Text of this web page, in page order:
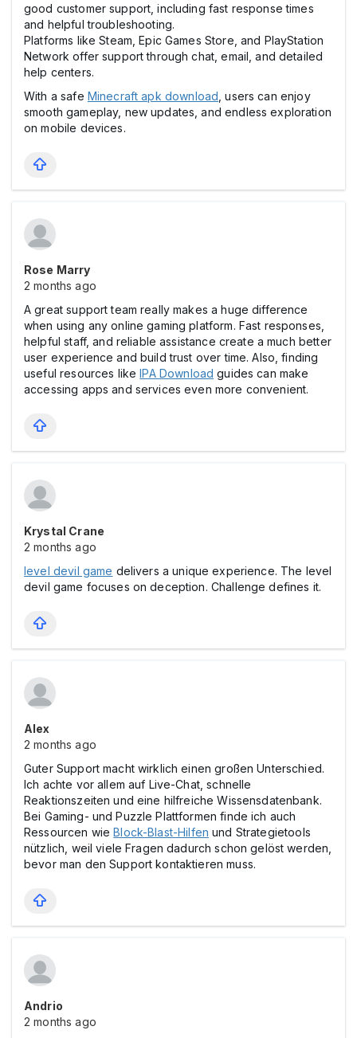
good customer support, including fast response times
and helpful troubleshooting.
Platforms like Steam, Epic Games Store, and PlayStation
Network offer support through chat, email, and detailed
help centers.
With a safe Minecraft apk download , users can enjoy
smooth gameplay, new updates, and endless exploration
on mobile devices.
Rose Marry
2 months ago
A great support team really makes a huge difference
when using any online gaming platform. Fast responses,
helpful staff, and reliable assistance create a much better
user experience and build trust over time. Also, finding
useful resources likeIPA Download guides can make
accessing apps and services even more convenient.
Krystal Crane
2 months ago
level devil game delivers a unique experience. The level
devil game focuses on deception. Challenge defines it.
Alex
2 months ago
Guter Support macht wirklich einen großen Unterschied.
Ich achte vor allem auf Live-Chat, schnelle
Reaktionszeiten und eine hilfreiche Wissensdatenbank.
Bei Gaming- und Puzzle Plattformen finde ich auch
Ressourcen wieBlock-Blast-Hilfen und Strategietools
nützlich, weil viele Fragen dadurch schon gelöst werden,
bevor man den Support kontaktieren muss.
Andrio
2 months ago